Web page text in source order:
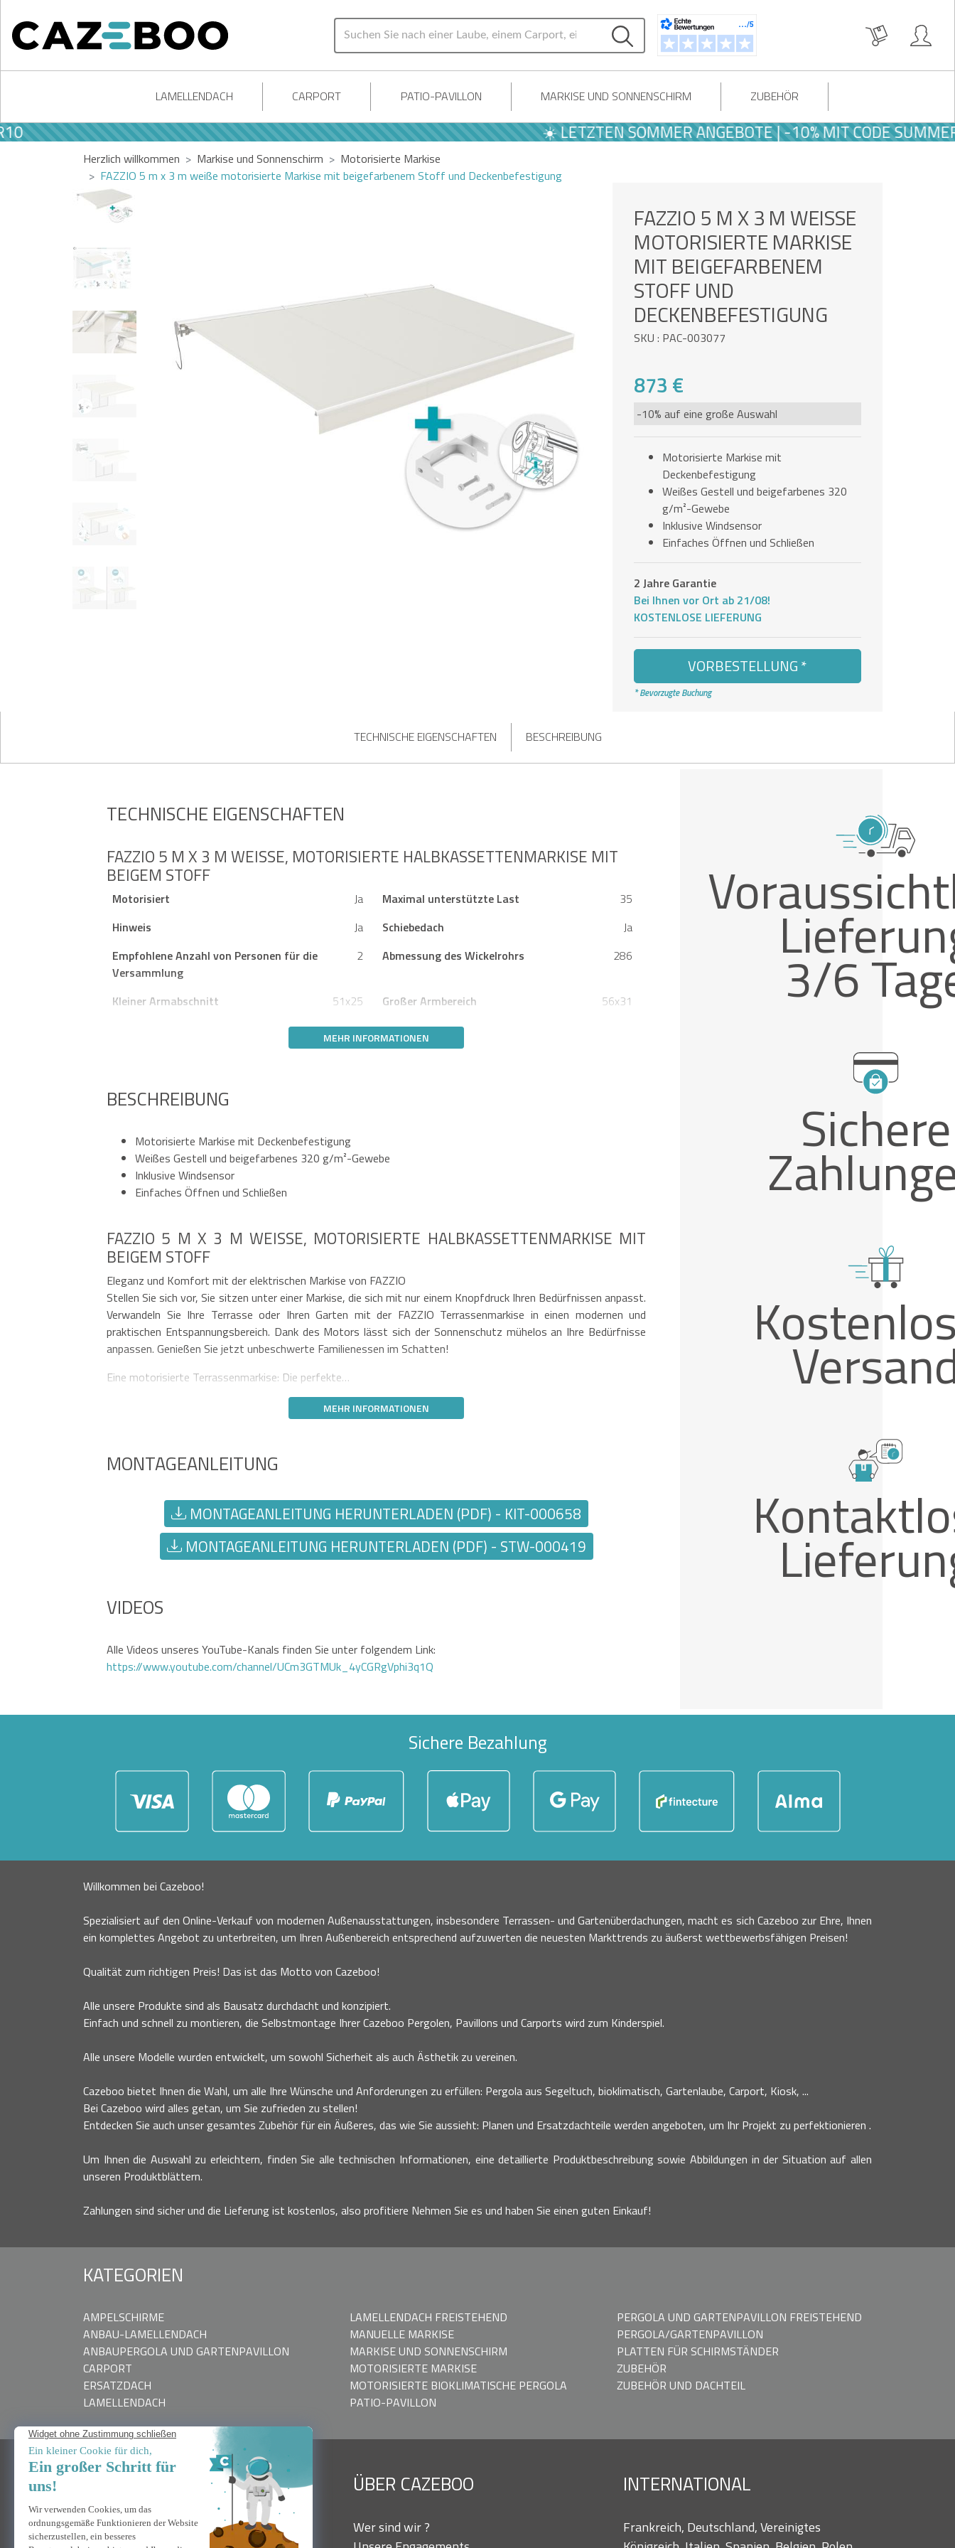
LAMELLENDACH CARPORT PATIO-PAVILLON MARKISE UND SONNENSCHIRM ZUBEHÖR
☀️ LETZTEN SOMMER ANGEBOTE | -10% MIT CODE SUMMER10
Herzlich willkommen Markise und Sonnenschirm
Motorisierte Markise
FAZZIO 5 m x 3 m weiße motorisierte Markise mit beigefarbenem Stoff und Deckenbefestigung
FAZZIO 5 M X 3 M WEISSE M
OTORISIERTE MARKISE M
IT BEIGEFARBENEM S
TOFF UND D
ECKENBEFESTIGUNG
SKU : PAC-003077
873 €
-10% auf eine große Auswahl
Motorisierte Markise mit
Deckenbefestigung
Weißes Gestell und beigefarbenes 320
g/m²-Gewebe
Inklusive Windsensor
Einfaches Öffnen und Schließen
2 Jahre Garantie
Bei Ihnen vor Ort ab 21/08!
KOSTENLOSE LIEFERUNG
VORBESTELLUNG *
* Bevorzugte Buchung
TECHNISCHE EIGENSCHAFTEN BESCHREIBUNG
TECHNISCHE EIGENSCHAFTEN
FAZZIO 5 M X 3 M WEISSE, MOTORISIERTE HALBKASSETTENMARKISE MIT B
EIGEM STOFF
Motorisiert Ja Maximal unterstützte Last
35
Hinweis
Ja Schiebedach
Ja
Empfohlene Anzahl von Personen für die
Versammlung
2 Abmessung des Wickelrohrs 286
Kleiner Armabschnitt 51x25 Großer Armbereich 56x31
MEHR INFORMATIONEN
BESCHREIBUNG
Motorisierte Markise mit Deckenbefestigung
Weißes Gestell und beigefarbenes 320 g/m²-Gewebe
Inklusive Windsensor
Einfaches Öffnen und Schließen
FAZZIO 5 M X 3 M WEISSE, MOTORISIERTE HALBKASSETTENMARKISE MIT B
EIGEM STOFF
Eleganz und Komfort mit der elektrischen Markise von FAZZIO
Stellen Sie sich vor, Sie sitzen unter einer Markise, die sich mit nur einem Knopfdruck Ihren Bedürfnissen anpasst.
Verwandeln Sie Ihre Terrasse oder Ihren Garten mit der FAZZIO Terrassenmarkise in einen modernen und
praktischen Entspannungsbereich. Dank des Motors lässt sich der Sonnenschutz mühelos an Ihre Bedürfnisse
anpassen. Genießen Sie jetzt unbeschwerte Familienessen im Schatten!
Eine motorisierte Terrassenmarkise: Die perfekte…
MEHR INFORMATIONEN
MONTAGEANLEITUNG
MONTAGEANLEITUNG HERUNTERLADEN (PDF) - KIT-000658
MONTAGEANLEITUNG HERUNTERLADEN (PDF) - STW-000419
VIDEOS
Alle Videos unseres YouTube-Kanals finden Sie unter folgendem Link:
https://www.youtube.com/channel/UCm3GTMUk_4yCGRgVphi3q1Q
3/6
Sichere
Sichere Bezahlung
Willkommen bei Cazeboo!
Spezialisiert auf den Online-Verkauf von modernen Außenausstattungen, insbesondere Terrassen- und Gartenüberdachungen, macht es sich Cazeboo zur Ehre, Ihnen
ein komplettes Angebot zu unterbreiten, um Ihren Außenbereich entsprechend aufzuwerten die neuesten Markttrends zu äußerst wettbewerbsfähigen Preisen!
Qualität zum richtigen Preis! Das ist das Motto von Cazeboo!
Alle unsere Produkte sind als Bausatz durchdacht und konzipiert.
Einfach und schnell zu montieren, die Selbstmontage Ihrer Cazeboo Pergolen, Pavillons und Carports wird zum Kinderspiel.
Alle unsere Modelle wurden entwickelt, um sowohl Sicherheit als auch Ästhetik zu vereinen.
Cazeboo bietet Ihnen die Wahl, um alle Ihre Wünsche und Anforderungen zu erfüllen: Pergola aus Segeltuch, bioklimatisch, Gartenlaube, Carport, Kiosk, ...
Bei Cazeboo wird alles getan, um Sie zufrieden zu stellen!
Entdecken Sie auch unser gesamtes Zubehör für ein Äußeres, das wie Sie aussieht: Planen und Ersatzdachteile werden angeboten, um Ihr Projekt zu perfektionieren .
Um Ihnen die Auswahl zu erleichtern, finden Sie alle technischen Informationen, eine detaillierte Produktbeschreibung sowie Abbildungen in der Situation auf allen
unseren Produktblättern.
Zahlungen sind sicher und die Lieferung ist kostenlos, also profitiere Nehmen Sie es und haben Sie einen guten Einkauf!
KATEGORIEN
AMPELSCHIRME
ANBAU-LAMELLENDACH
ANBAUPERGOLA UND GARTENPAVILLON
CARPORT
ERSATZDACH
LAMELLENDACH
LAMELLENDACH FREISTEHEND
MANUELLE MARKISE
MARKISE UND SONNENSCHIRM
MOTORISIERTE MARKISE
MOTORISIERTE BIOKLIMATISCHE PERGOLA
PATIO-PAVILLON
PERGOLA UND GARTENPAVILLON FREISTEHEND
PERGOLA/GARTENPAVILLON
PLATTEN FÜR SCHIRMSTÄNDER
ZUBEHÖR
ZUBEHÖR UND DACHTEIL
BRAUCHEN SIE HILFE
Kontaktiere uns
ÜBER CAZEBOO
Wer sind wir ?
INTERNATIONAL
Frankreich, Deutschland, Vereinigtes